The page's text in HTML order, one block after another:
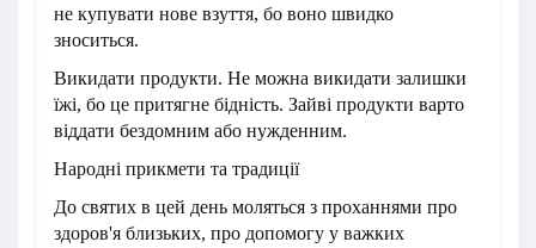
не купувати нове взуття, бо воно швидко
зноситься.
Викидати продукти. Не можна викидати залишки
їжі, бо це притягне бідність. Зайві продукти варто
віддати бездомним або нужденним.
Народні прикмети та традиції
До святих в цей день моляться з проханнями про
здоров'я близьких, про допомогу у важких